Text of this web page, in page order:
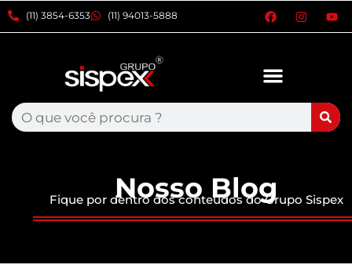
xxxx(11) 3854-6353 (11) 94013-5888
Nosso Blog
Fique por dentro dos conteúdos do Grupo Sispex